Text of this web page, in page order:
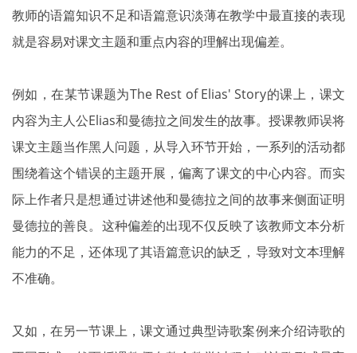
教师的语篇知识不足和语篇意识淡薄在教学中最直接的表现
就是容易对课文主题和重点内容的理解出现偏差。
例如，在某节课题为The Rest of Elias' Story的课上，课文
内容为主人公Elias和曼德拉之间发生的故事。授课教师误将
课文主题当作黑人问题，从导入环节开始，一系列的活动都
围绕着这个错误的主题开展，偏离了课文的中心内容。而实
际上作者只是想通过讲述他和曼德拉之间的故事来侧面证明
曼德拉的善良。这种偏差的出现不仅反映了该教师文本分析
能力的不足，还体现了其语篇意识的缺乏，导致对文本理解
不准确。
又如，在另一节课上，课文通过典型诗歌案例来介绍诗歌的